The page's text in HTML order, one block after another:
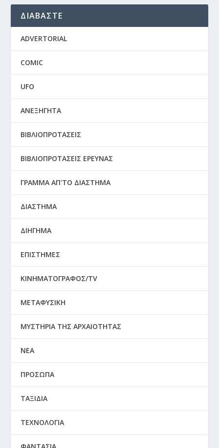
ΔΙΑΒΑΣΤΕ
ADVERTORIAL
COMIC
UFO
ΑΝΕΞΗΓΗΤΑ
ΒΙΒΛΙΟΠΡΟΤΑΣΕΙΣ
ΒΙΒΛΙΟΠΡΟΤΑΣΕΙΣ ΕΡΕΥΝΑΣ
ΓΡΑΜΜΑ ΑΠ'ΤΟ ΔΙΑΣΤΗΜΑ
ΔΙΑΣΤΗΜΑ
ΔΙΗΓΗΜΑ
ΕΠΙΣΤΗΜΕΣ
ΚΙΝΗΜΑΤΟΓΡΑΦΟΣ/TV
ΜΕΤΑΦΥΣΙΚΗ
ΜΥΣΤΗΡΙΑ ΤΗΣ ΑΡΧΑΙΟΤΗΤΑΣ
ΝΕΑ
ΠΡΟΣΩΠΑ
ΤΑΞΙΔΙΑ
ΤΕΧΝΟΛΟΓΙΑ